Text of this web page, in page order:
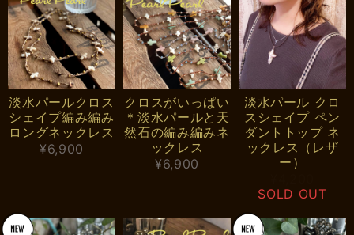
淡水パールクロス
シェイプ編み編み
ロングネックレス
¥6,900
クロスがいっぱい
＊淡水パールと天
然石の編み編みネ
ックレス
¥6,900
淡水パール クロ
スシェイプ ペン
ダントトップ ネ
ックレス（レザ
ー）
SOLD OUT